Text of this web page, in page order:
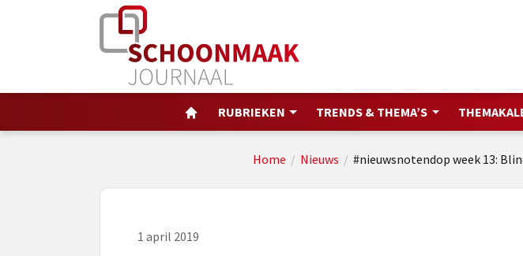
RUBRIEKEN TRENDS & THEMA’S
Home / Nieuws / #nieuwsnotendop week 13:
1 april 2019